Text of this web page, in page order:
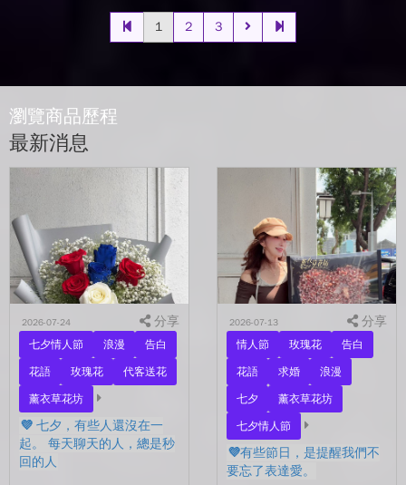
1 2 3
瀏覽商品歷程
最新消息
2026-07-24 分享
七夕情人節 浪漫
告白
花語
玫瑰花
代客送花
薰衣草花坊
💜 七夕，有些人還沒在一
起。 每天聊天的人，總是秒
回的人
2026-07-13 分享
情人節 玫瑰花
告白
花語
求婚
浪漫
七夕
薰衣草花坊
七夕情人節
💜有些節日，是提醒我們不
要忘了表達愛。